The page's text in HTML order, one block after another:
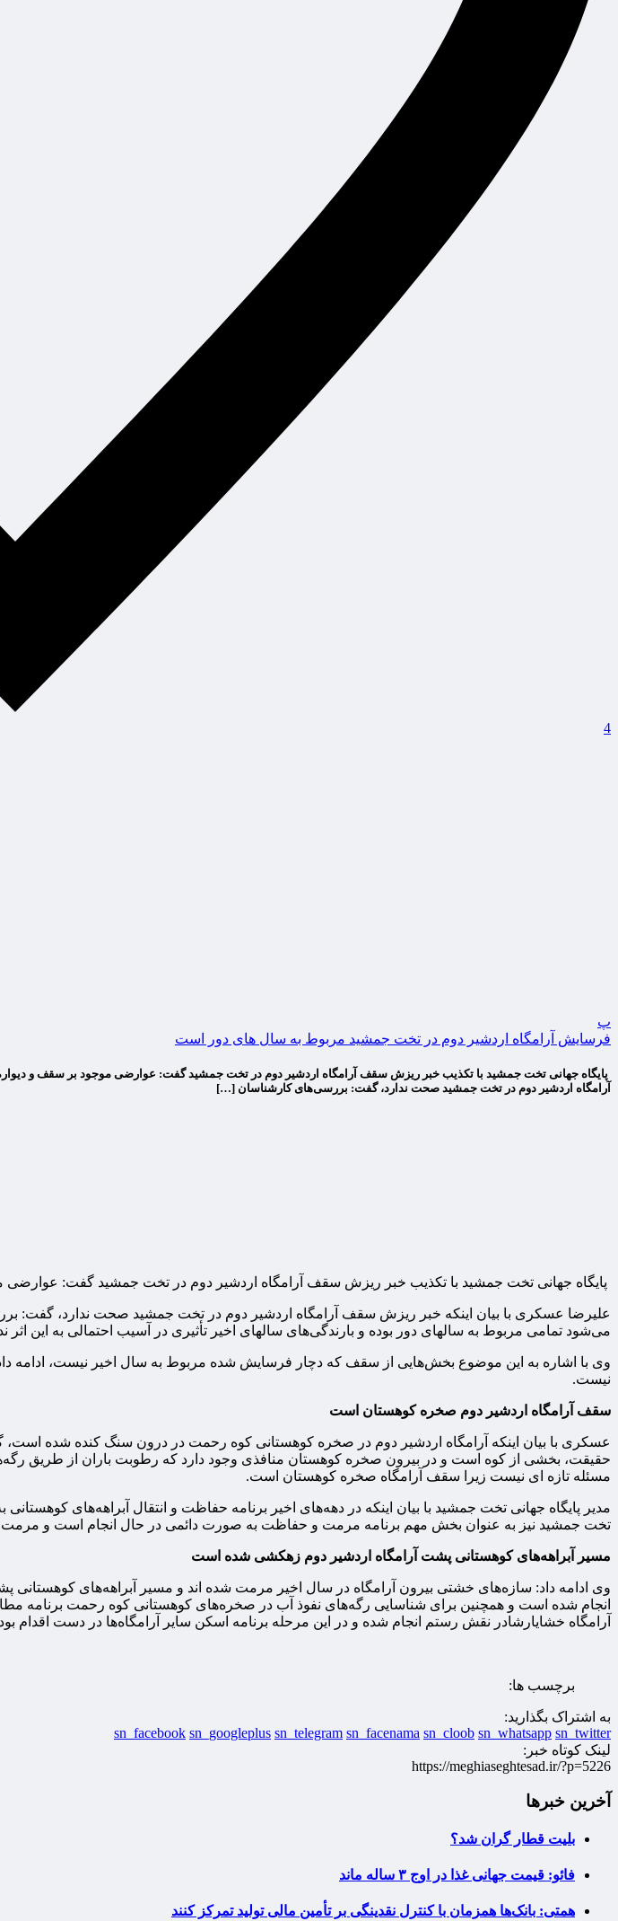
4
پ
فرسایش آرامگاه اردشیر دوم در تخت جمشید مربوط به سال های دور است
پایگاه جهانی تخت جمشید با تکذیب خبر ریزش سقف آرامگاه اردشیر دوم در تخت جمشید گفت: عوارضی موجود بر سقف و
آرامگاه اردشیر دوم در تخت جمشید صحت ندارد، گفت: بررسی‌های کارشناسان […]
پایگاه جهانی تخت جمشید با تکذیب خبر ریزش سقف آرامگاه اردشیر دوم در تخت جمشید گفت: عوارضی
علیرضا عسکری با بیان اینکه خبر ریزش سقف آرامگاه اردشیر دوم در تخت جمشید صحت ندارد، گفت:
می‌شود تمامی مربوط به سالهای دور بوده و بارندگی‌های سالهای اخیر تأثیری در آسیب احتمالی به این اثر
وی با اشاره به این موضوع بخش‌هایی از سقف که دچار فرسایش شده مربوط به سال اخیر نیست، ادامه
نیست.
سقف آرامگاه اردشیر دوم صخره کوهستان است
عسکری با بیان اینکه آرامگاه اردشیر دوم در صخره کوهستانی کوه رحمت در درون سنگ کنده شده
حقیقت، بخشی از کوه است و در بیرون صخره کوهستان منافذی وجود دارد که رطوبت باران از طریق
مسئله تازه ای نیست زیرا سقف آرامگاه صخره کوهستان است.
مدیر پایگاه جهانی تخت جمشید با بیان اینکه در دهه‌های اخیر برنامه حفاظت و انتقال آبراهه‌های
تخت جمشید نیز به عنوان بخش مهم برنامه مرمت و حفاظت به صورت دائمی در حال انجام است و مرمت
مسیر آبراهه‌های کوهستانی پشت آرامگاه اردشیر دوم زهکشی شده است
وی ادامه داد: سازه‌های خشتی بیرون آرامگاه در سال اخیر مرمت شده اند و مسیر آبراهه‌های
آرامگاه خشایارشادر نقش رستم انجام شده و در این مرحله برنامه اسکن سایر آرامگاه‌ها در دست اقدام
برچسب ها:
به اشتراک بگذارید:
sn_facebook sn_googleplus sn_telegram sn_facenama sn_cloob sn_whatsapp sn_twitter
لینک کوتاه خبر:
https://meghiaseghtesad.ir/?p=5226
آخرین خبرها
بلیت قطار گران شد؟
فائو: قیمت جهانی غذا در اوج ۳ ساله ماند
همتی: بانک‌ها همزمان با کنترل نقدینگی بر تأمین مالی تولید تمرکز کنند